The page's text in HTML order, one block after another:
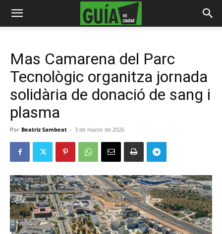
Mas Camarena del Parc
Tecnològic organitza jornada
solidària de donació de sang i
plasma
Por Beatriz Sambeat - 3 de marzo de 2026